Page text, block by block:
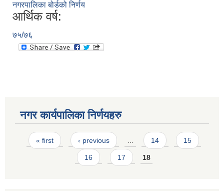
नगरपालिका बोर्डको निर्णय
आर्थिक वर्ष:
७५/७६
नगर कार्यपालिका निर्णयहरु
Pages
« first ‹ previous … 14 15
16 17 18